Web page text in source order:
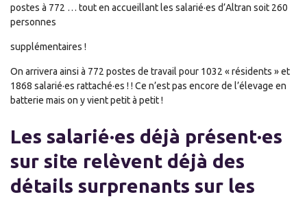
postes à 772 … tout en accueillant les salarié·es d’Altran soit 260
personnes
supplémentaires !
On arrivera ainsi à 772 postes de travail pour 1032 « résidents » et
1868 salarié·es rattaché·es ! ! Ce n’est pas encore de l’élevage en
batterie mais on y vient petit à petit !
Les salarié·es déjà présent·es
sur site relèvent déjà des
détails surprenants sur les